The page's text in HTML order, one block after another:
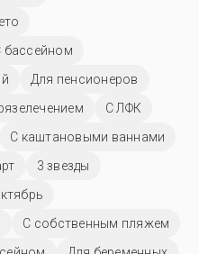
бассейном
Для пенсионеров
С ЛФК
С каштановыми ваннами
3 звезды
С собственным пляжем